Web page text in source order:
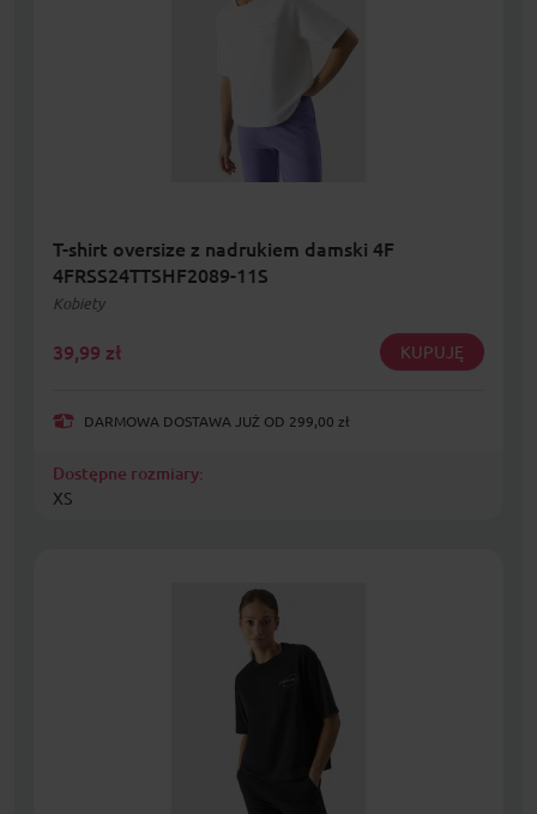
T-shirt oversize z nadrukiem damski 4F
4FRSS24TTSHF2089-11S
Kobiety
39,99 zł KUPUJĘ
DARMOWA DOSTAWA JUŻ OD 299,00 zł
Dostępne rozmiary:
XS